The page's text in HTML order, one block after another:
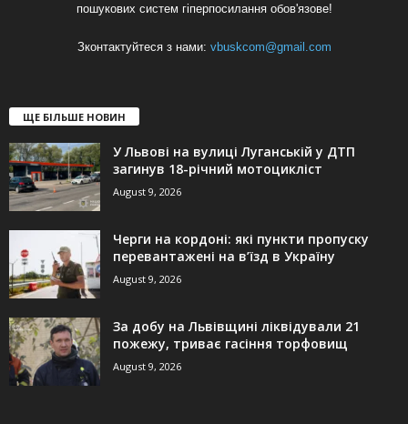
пошукових систем гіперпосилання обов'язове!
Зконтактуйтеся з нами: vbuskcom@gmail.com
ЩЕ БІЛЬШЕ НОВИН
У Львові на вулиці Луганській у ДТП
загинув 18-річний мотоцикліст
August 9, 2026
Черги на кордоні: які пункти пропуску
перевантажені на в’їзд в Україну
August 9, 2026
За добу на Львівщині ліквідували 21
пожежу, триває гасіння торфовищ
August 9, 2026